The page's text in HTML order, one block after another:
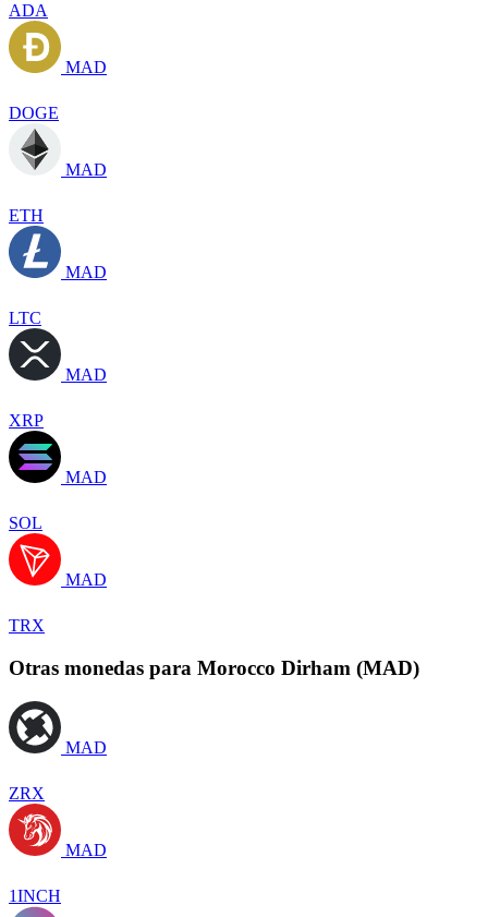
ADA
MAD
DOGE
MAD
ETH
MAD
LTC
MAD
XRP
MAD
SOL
MAD
TRX
Otras monedas para Morocco Dirham (MAD)
MAD
ZRX
MAD
1INCH